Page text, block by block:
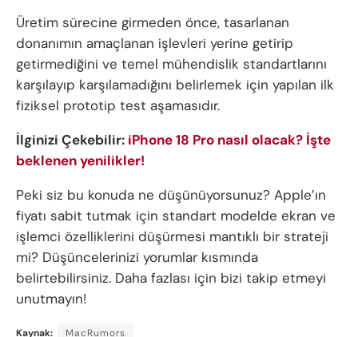
Üretim sürecine girmeden önce, tasarlanan
donanımın amaçlanan işlevleri yerine getirip
getirmediğini ve temel mühendislik standartlarını
karşılayıp karşılamadığını belirlemek için yapılan ilk
fiziksel prototip test aşamasıdır.
İlginizi Çekebilir: iPhone 18 Pro nasıl olacak? İşte
beklenen yenilikler!
Peki siz bu konuda ne düşünüyorsunuz? Apple’ın
fiyatı sabit tutmak için standart modelde ekran ve
işlemci özelliklerini düşürmesi mantıklı bir strateji
mi? Düşüncelerinizi yorumlar kısmında
belirtebilirsiniz. Daha fazlası için bizi takip etmeyi
unutmayın!
Kaynak: MacRumors